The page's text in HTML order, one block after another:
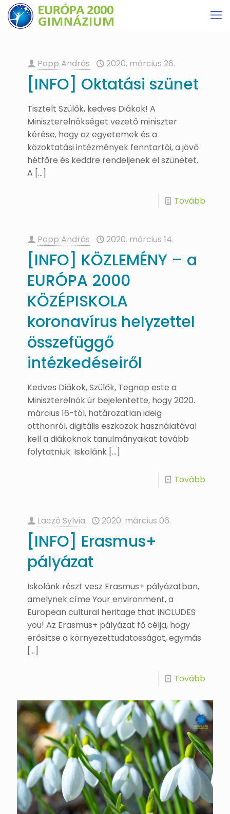
Papp András 2020. március 26.
[INFO] Oktatási szünet
Tisztelt Szülők, kedves Diákok! A
Miniszterelnökséget vezető miniszter
kérése, hogy az egyetemek és a
közoktatási intézmények fenntartói, a jövő
hétfőre és keddre rendeljenek el szünetet.
A […]
Tovább
Papp András 2020. március 14.
[INFO] KÖZLEMÉNY – a
EURÓPA 2000
KÖZÉPISKOLA
koronavírus helyzettel
összefüggő
intézkedéseiről
Kedves Diákok, Szülők, Tegnap este a
Miniszterelnök úr bejelentette, hogy 2020.
március 16-tól, határozatlan ideig
otthonról, digitális eszközök használatával
kell a diákoknak tanulmányaikat tovább
folytatniuk. Iskolánk […]
Tovább
Laczó Sylvia 2020. március 06.
[INFO] Erasmus+
pályázat
Iskolánk részt vesz Erasmus+ pályázatban,
amelynek címe Your environment, a
European cultural heritage that INCLUDES
you! Az Erasmus+ pályázat fő célja, hogy
erősítse a környezettudatosságot, egymás
[…]
Tovább